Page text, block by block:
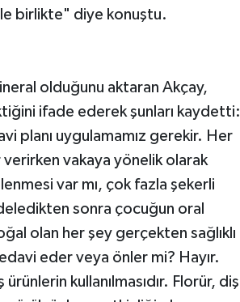
birlikte" diye konuştu.
olduğunu aktaran Akçay,
ifade ederek şunları kaydetti:
planı uygulamamız gerekir. Her
verirken vakaya yönelik olarak
var mı, çok fazla şekerli
sonra çocuğun oral
olan her şey gerçekten sağlıklı
eder veya önler mi? Hayır.
kullanılmasıdır. Florür, diş